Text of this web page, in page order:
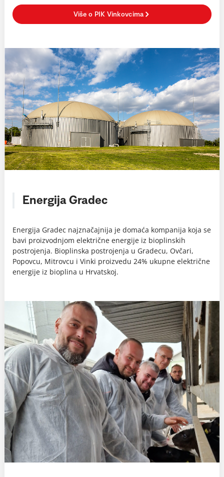
Više o PIK Vinkovcima
Energija Gradec
Energija Gradec najznačajnija je domaća kompanija koja se
bavi proizvodnjom električne energije iz bioplinskih
postrojenja. Bioplinska postrojenja u Gradecu, Ovčari,
Popovcu, Mitrovcu i Vinki proizvedu 24% ukupne električne
energije iz bioplina u Hrvatskoj.